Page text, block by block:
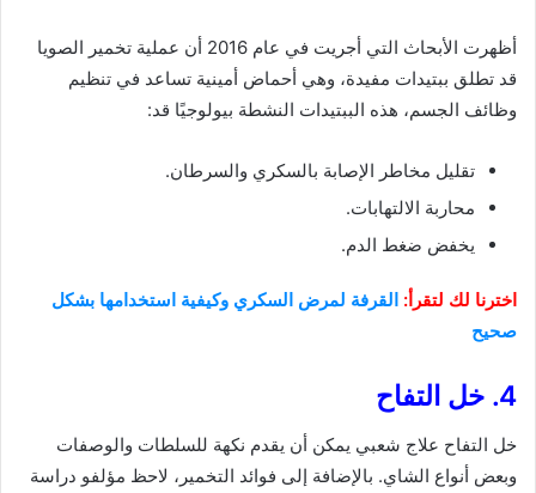
أظهرت الأبحاث التي أجريت في عام 2016 أن عملية تخمير الصويا
قد تطلق ببتيدات مفيدة، وهي أحماض أمينية تساعد في تنظيم
وظائف الجسم، هذه الببتيدات النشطة بيولوجيًا قد:
تقليل مخاطر الإصابة بالسكري والسرطان.
محاربة الالتهابات.
يخفض ضغط الدم.
اخترنا لك لتقرأ: القرفة لمرض السكري وكيفية استخدامها بشكل
صحيح
4. خل التفاح
خل التفاح علاج شعبي يمكن أن يقدم نكهة للسلطات والوصفات
وبعض أنواع الشاي. بالإضافة إلى فوائد التخمير، لاحظ مؤلفو دراسة